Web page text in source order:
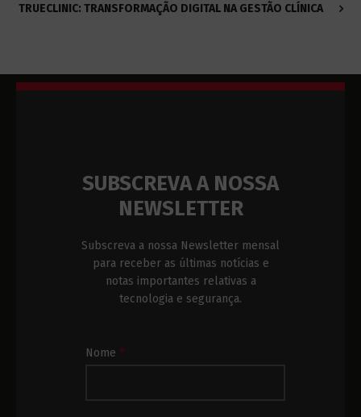
TRUECLINIC: TRANSFORMAÇÃO DIGITAL NA GESTÃO CLÍNICA
SUBSCREVA A NOSSA
NEWSLETTER
Subscreva a nossa Newsletter mensal
para receber as últimas notícias e
notas importantes relativas a
tecnologia e segurança.
Subscrição
Nome*